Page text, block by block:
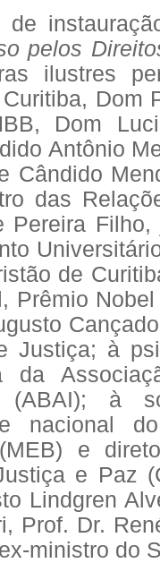
de
pelos
ilustres
Dom
Dom
Antônio
Cândido
das
Pereira
de
Prêmio
Justiça; à
da
à
nacional
e
e Paz
Lindgren
Prof. Dr.
ministro do